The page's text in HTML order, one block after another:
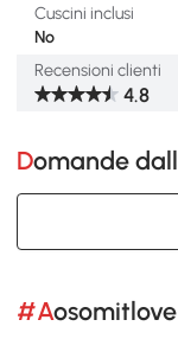
Cuscini inclusi
No
Recensioni clienti
4.8
Domande
#Aosomitlove